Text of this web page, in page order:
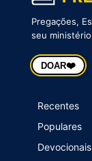
Pregações,
seu
DOAR❤️
Recentes
Populares
Devocionais